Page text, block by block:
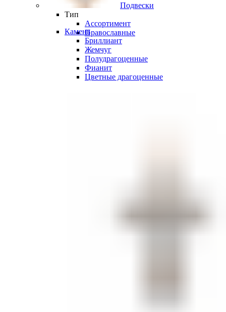
Подвески
Тип
Ассортимент
Православные
Камень
Бриллиант
Жемчуг
Полудрагоценные
Фианит
Цветные драгоценные